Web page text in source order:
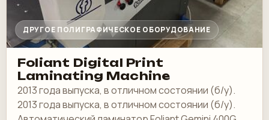
ДРУГОЕ ПОЛИГРАФИЧЕСКОЕ ОБОРУДОВАНИЕ
Foliant Digital Print
Laminating Machine
2013 года выпуска, в отличном состоянии (б/у).
2013 года выпуска, в отличном состоянии (б/у).